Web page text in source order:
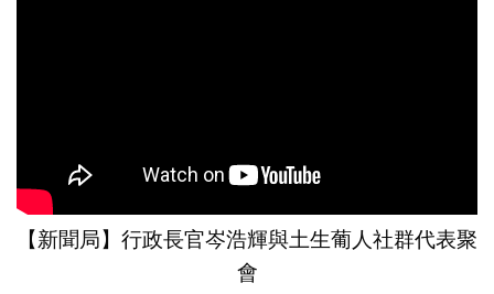
【新聞局】行政長官岑浩輝與土生葡人社群代表聚
會